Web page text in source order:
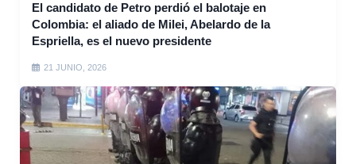
El candidato de Petro perdió el balotaje en
Colombia: el aliado de Milei, Abelardo de la
Espriella, es el nuevo presidente
21 JUNIO, 2026